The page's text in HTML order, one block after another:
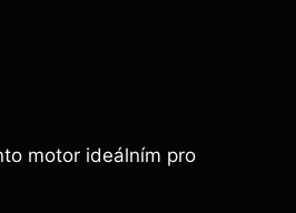
motor ideálním pro